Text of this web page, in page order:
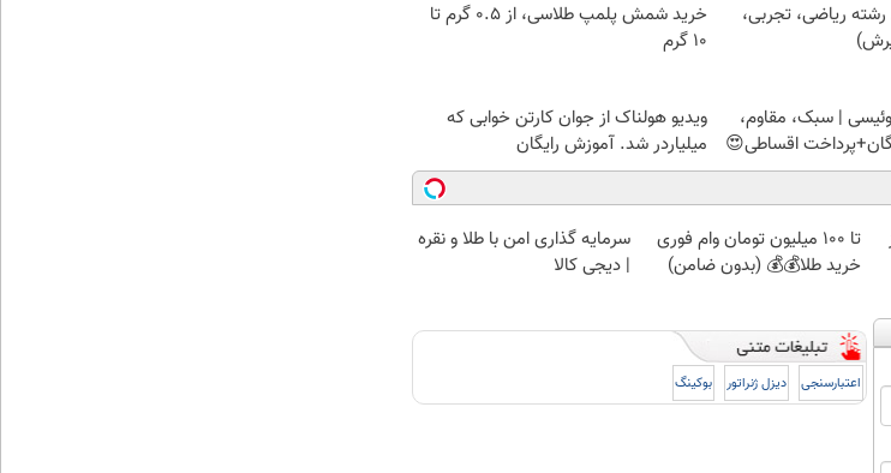
ریاضی، تجربی،
خرید شمش پلمپ طلاسی، از ۰.۵ گرم تا
۱۰ گرم
| سبک، مقاوم،
اقساطی😍
ویدیو هولناک از جوان کارتن خوابی که
میلیاردر شد. آموزش رایگان
تا 100 میلیون تومان وام فوری
خرید طلا💰💰 (بدون ضامن)
سرمایه گذاری امن با طلا و نقره
| دیجی کالا
اعتبارسنجی دیزل ژنراتور بوکینگ